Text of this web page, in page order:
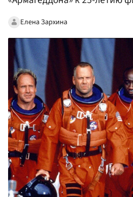
Елена Зархина